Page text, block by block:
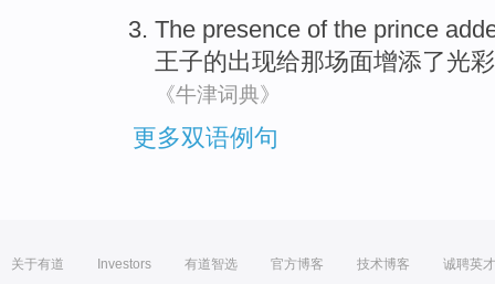
The presence ofthe prince
王子的出现给那场面增添了光彩
《牛津词典》
更多双语例句
关于有道 Investors 有道智选 官方博客 技术博客 诚聘英才